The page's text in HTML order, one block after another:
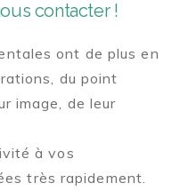
contacter !
ont de plus en
du point
image, de leur
à vos
très rapidement.